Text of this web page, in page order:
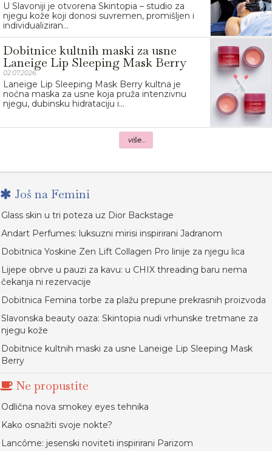
U Slavoniji je otvorena Skintopia – studio za
njegu kože koji donosi suvremen, promišljen i
individualiziran...
Dobitnice kultnih maski za usne
Laneige Lip Sleeping Mask Berry
02.07.2026.
Laneige Lip Sleeping Mask Berry kultna je
noćna maska za usne koja pruža intenzivnu
njegu, dubinsku hidrataciju i...
više...
Još na Femini
Glass skin u tri poteza uz Dior Backstage
Andart Perfumes: luksuzni mirisi inspirirani Jadranom
Dobitnica Yoskine Zen Lift Collagen Pro linije za njegu lica
Lijepe obrve u pauzi za kavu: u CHIX threading baru nema
čekanja ni rezervacije
Dobitnica Femina torbe za plažu prepune prekrasnih proizvoda
Slavonska beauty oaza: Skintopia nudi vrhunske tretmane za
njegu kože
Dobitnice kultnih maski za usne Laneige Lip Sleeping Mask
Berry
Ne propustite
Odlična nova smokey eyes tehnika
Kako osnažiti svoje nokte?
Lancôme: jesenski noviteti inspirirani Parizom